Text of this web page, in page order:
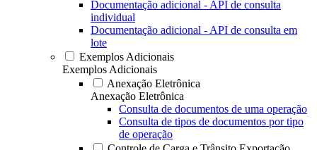
Documentação adicional - API de consulta
individual
Documentação adicional - API de consulta em
lote
Exemplos Adicionais
Exemplos Adicionais
Anexação Eletrônica
Anexação Eletrônica
Consulta de documentos de uma operação
Consulta de tipos de documentos por tipo
de operação